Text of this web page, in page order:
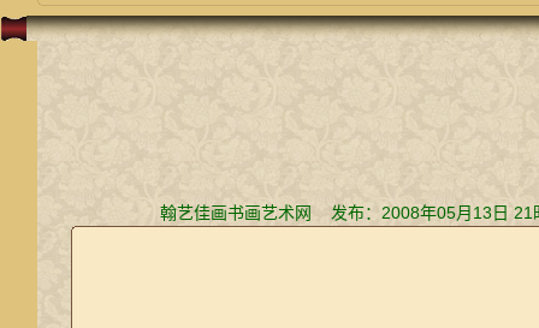
翰艺佳画书画艺术网 发布：2008年05月13日